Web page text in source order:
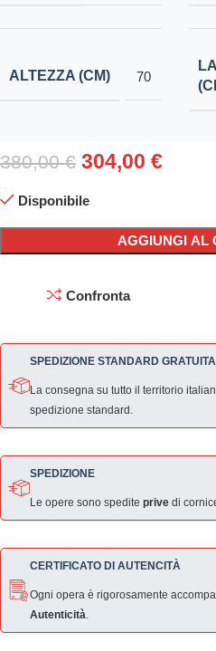
ALTEZZA (CM) 70
380,00€ 304,00 €
Disponibile
AGGIUNGI AL
Confronta
SPEDIZIONE STANDARD GRATUITA
La consegna su tutto il territorio
spedizione standard.
SPEDIZIONE
Le opere sono spedite prive di
CERTIFICATO DI AUTENCITÀ
Ogni opera è rigorosamente
Autenticità.